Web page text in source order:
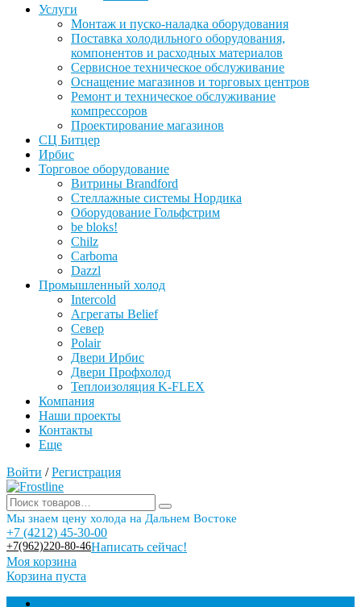
Услуги
Монтаж и пуско-наладка оборудования
Поставка холодильного оборудования,
компонентов и расходных материалов
Сервисное техническое обслуживание
Оснащение магазинов и торговых центров
Ремонт и техническое обслуживание
компрессоров
Проектирование магазинов
СЦ Битцер
Ирбис
Торговое оборудование
Витрины Brandford
Стеллажные системы Нордика
Оборудование Гольфстрим
be bloks!
Chilz
Carboma
Dazzl
Промышленный холод
Intercold
Агрегаты Belief
Север
Polair
Двери Ирбис
Двери Профхолод
Теплоизоляция K-FLEX
Компания
Наши проекты
Контакты
Еще
Войти / Регистрация
Мы знаем цену холода на Дальнем Востоке
+7 (4212) 45-30-00
+7(962)220-80-46Написать сейчас!
Моя корзина
Корзина пуста